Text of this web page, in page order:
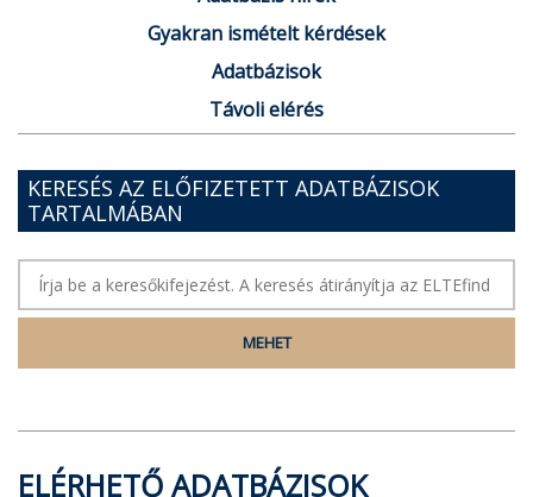
Gyakran ismételt kérdések
Adatbázisok
Távoli elérés
KERESÉS AZ ELŐFIZETETT ADATBÁZISOK
TARTALMÁBAN
ELÉRHETŐ ADATBÁZISOK